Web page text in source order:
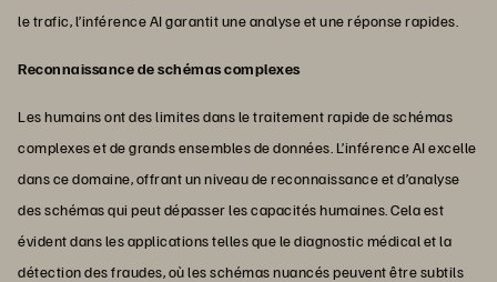
le trafic, l’inférence AI garantit une analyse et une réponse rapides.
Reconnaissance de schémas complexes
Les humains ont des limites dans le traitement rapide de schémas
complexes et de grands ensembles de données. L’inférence AI excelle
dans ce domaine, offrant un niveau de reconnaissance et d’analyse
des schémas qui peut dépasser les capacités humaines. Cela est
évident dans les applications telles que le diagnostic médical et la
détection des fraudes, où les schémas nuancés peuvent être subtils